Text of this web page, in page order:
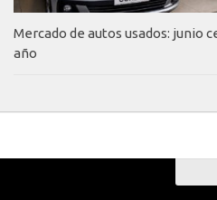
Mercado de autos usados: junio
año